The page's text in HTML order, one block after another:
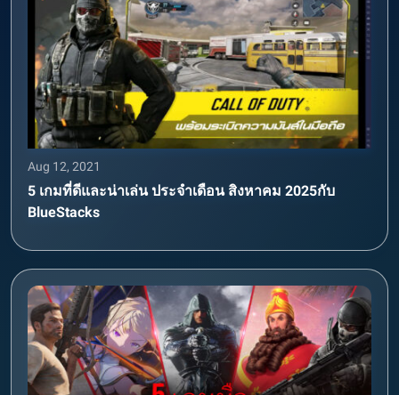
Aug 12, 2021
5 เกมที่ดีและน่าเล่น ประจำเดือน สิงหาคม 2025กับ
BlueStacks